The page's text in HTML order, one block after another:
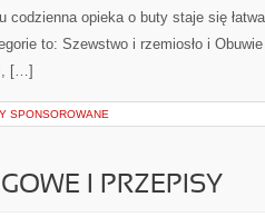
codzienna opieka o buty staje się
to: Szewstwo i rzemiosło i
[…]
SPONSOROWANE
I PRZEPISY